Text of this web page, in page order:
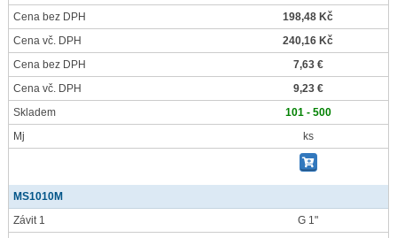
Cena bez DPH
198,48 Kč
Cena vč. DPH
240,16 Kč
Cena bez DPH
7,63 €
Cena vč. DPH
9,23 €
Skladem
101 - 500
Mj
ks
MS1010M
Závit 1
G 1"